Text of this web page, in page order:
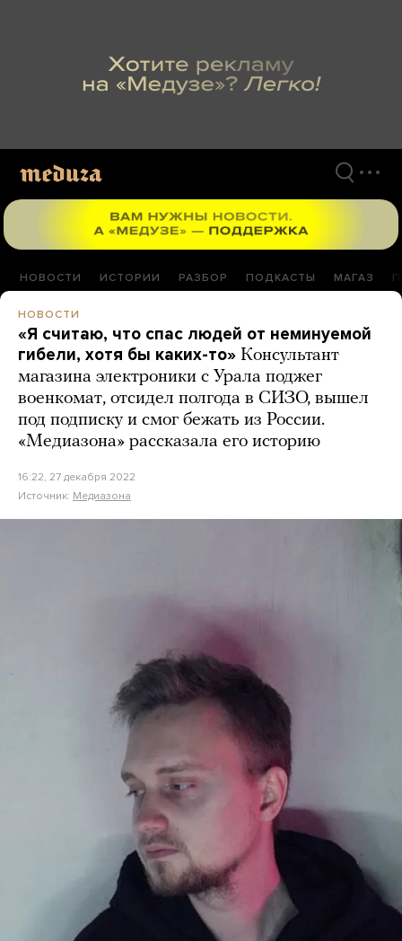
НОВОСТИ ИСТОРИИ РАЗБОР ПОДКАСТЫ МАГАЗ
НОВОСТИ
«Я считаю, что спас людей от неминуемой
гибели, хотя бы каких-то» Консультант
магазина электроники с Урала поджег
военкомат, отсидел полгода в СИЗО, вышел
под подписку и смог бежать из России.
«Медиазона» рассказала его историю
16:22, 27 декабря 2022
Источник: Медиазона